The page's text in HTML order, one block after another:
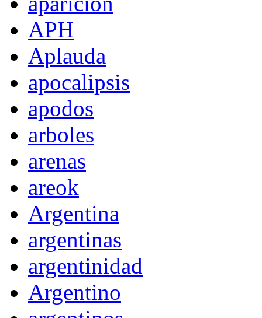
APH
Aplauda
apocalipsis
apodos
arboles
arenas
areok
Argentina
argentinas
argentinidad
Argentino